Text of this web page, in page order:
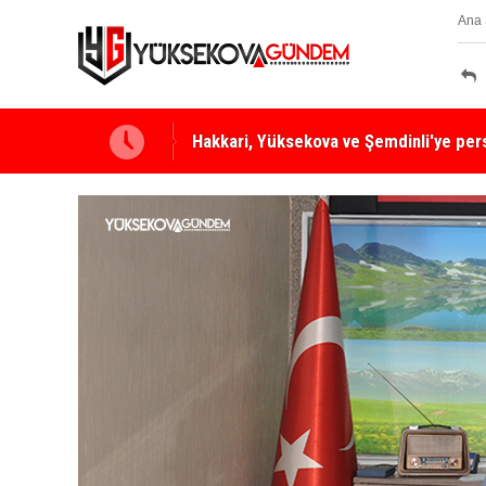
Ana
Yüksekova Ziraat Odası'ndan Yangınlara